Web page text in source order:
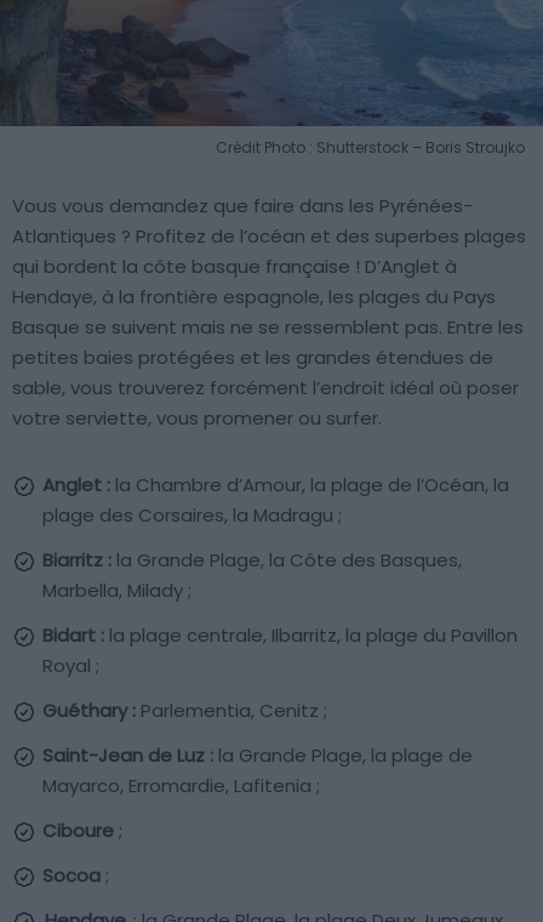
Crédit Photo : Shutterstock – Boris Stroujko
Vous vous demandez que faire dans les Pyrénées-
Atlantiques ? Profitez de l’océan et des superbes plages
qui bordent la côte basque française ! D’Anglet à
Hendaye, à la frontière espagnole, les plages du Pays
Basque se suivent mais ne se ressemblent pas. Entre les
petites baies protégées et les grandes étendues de
sable, vous trouverez forcément l’endroit idéal où poser
votre serviette, vous promener ou surfer.
Anglet : la Chambre d’Amour, la plage de l’Océan, la
plage des Corsaires, la Madragu ;
Biarritz : la Grande Plage, la Côte des Basques,
Marbella, Milady ;
Bidart : la plage centrale, Ilbarritz, la plage du Pavillon
Royal ;
Guéthary : Parlementia, Cenitz ;
Saint-Jean de Luz : la Grande Plage, la plage de
Mayarco, Erromardie, Lafitenia ;
Ciboure ;
Socoa ;